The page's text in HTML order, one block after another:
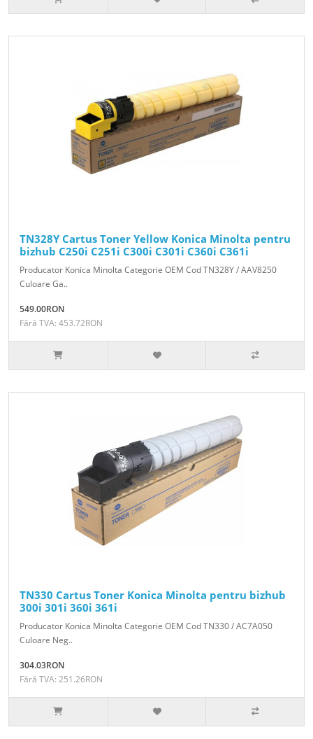
TN328Y Cartus Toner Yellow Konica Minolta pentru
bizhub C250i C251i C300i C301i C360i C361i
Producator Konica Minolta Categorie OEM Cod TN328Y / AAV8250
Culoare Ga..
549.00RON
Fără TVA: 453.72RON
TN330 Cartus Toner Konica Minolta pentru bizhub
300i 301i 360i 361i
Producator Konica Minolta Categorie OEM Cod TN330 / AC7A050
Culoare Neg..
304.03RON
Fără TVA: 251.26RON